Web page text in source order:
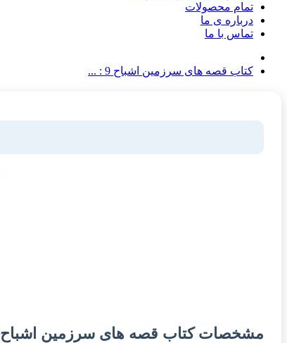
تمام محصولات
درباره ی ما
تماس با ما
کتاب قصه های سرزمین اشباح 9 : ...
مشخصات کتاب قصه های سرزمین اشباح 9 : قاتلان سحر